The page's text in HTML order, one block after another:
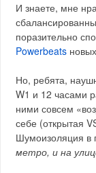
И знаете, мне
поразительно
Powerbeats
Но, ребята,
W1 и 12 часами
ними совсем
себе (открытая
Шумоизоляция в
метро, и на